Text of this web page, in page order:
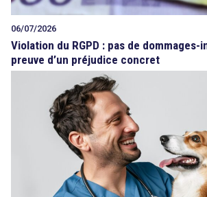
06/07/2026
Violation du RGPD : pas de dommages-
preuve d’un préjudice concret